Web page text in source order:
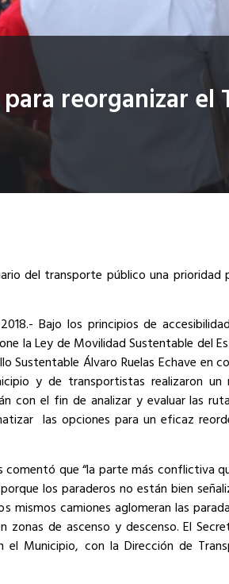
reorganizar
del transporte público una prioridad
Bajo los principios de
la Ley de Movilidad Sustentable del
Sustentable Álvaro Ruelas Echave en
y de transportistas realizaron un
con el fin de analizar y evaluar las
las opciones para un eficaz
comentó que “la parte más conflictiva
los paraderos no están bien
mismos camiones aglomeran las
zonas de ascenso y descenso. El
el Municipio, con la Dirección de